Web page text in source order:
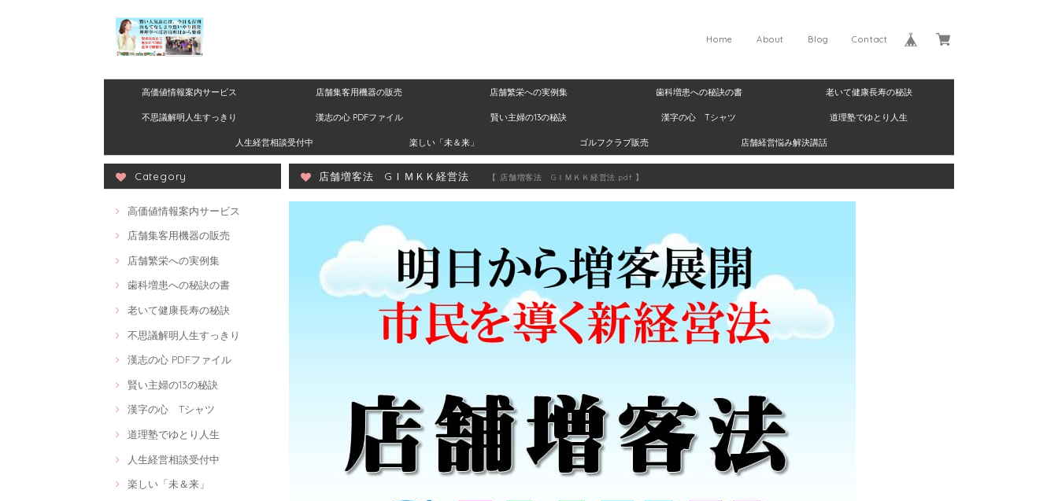
Contact
Blog
About
Home
高価値情報案内サービス 店舗集客用機器の販売 店舗繁栄への実例集 歯科増患への秘訣の書 老いて健康長寿の秘訣
不思議解明人生すっきり 漢志の心 PDFファイル 賢い主婦の13の秘訣 漢字の心 Tシャツ 道理塾でゆとり人生
人生経営相談受付中 楽しい「未＆来」 ゴルフクラブ販売 店舗経営悩み解決講話
Category
高価値情報案内サービス
店舗集客用機器の販売
店舗繁栄への実例集
歯科増患への秘訣の書
老いて健康長寿の秘訣
不思議解明人生すっきり
漢志の心 PDFファイル
賢い主婦の13の秘訣
漢字の心 Tシャツ
道理塾でゆとり人生
人生経営相談受付中
楽しい「未＆来」
店舗増客法 GＩＭＫＫ経営法 【 店舗増客法 GＩＭＫＫ経営法.pdf 】